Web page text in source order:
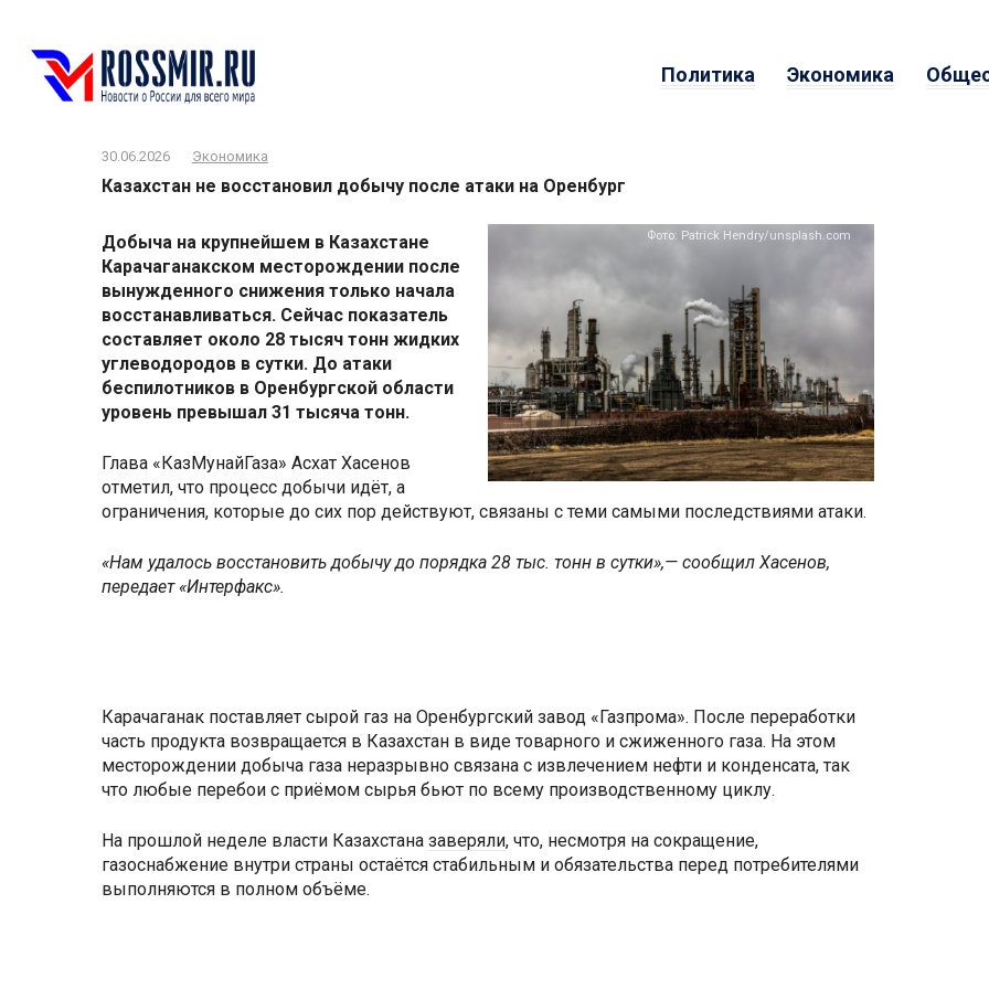
контенту
Политика Экономика
30.06.2026 Экономика
Казахстан не восстановил добычу после атаки на Оренбург
Фото: Patrick Hendry/unsplash.com
Добыча на крупнейшем в Казахстане
Карачаганакском месторождении после
вынужденного снижения только начала
восстанавливаться. Сейчас показатель
составляет около 28 тысяч тонн жидких
углеводородов в сутки. До атаки
беспилотников в Оренбургской области
уровень превышал 31 тысяча тонн.
Глава «КазМунайГаза» Асхат Хасенов
отметил, что процесс добычи идёт, а
ограничения, которые до сих пор действуют, связаны с теми самыми последствиями атаки.
«Нам удалось восстановить добычу до порядка 28 тыс. тонн в сутки»,— сообщил Хасенов,
передает «Интерфакс».
Карачаганак поставляет сырой газ на Оренбургский завод «Газпрома». После переработки
часть продукта возвращается в Казахстан в виде товарного и сжиженного газа. На этом
месторождении добыча газа неразрывно связана с извлечением нефти и конденсата, так
что любые перебои с приёмом сырья бьют по всему производственному циклу.
На прошлой неделе власти Казахстана заверяли, что, несмотря на сокращение,
газоснабжение внутри страны остаётся стабильным и обязательства перед потребителями
выполняются в полном объёме.